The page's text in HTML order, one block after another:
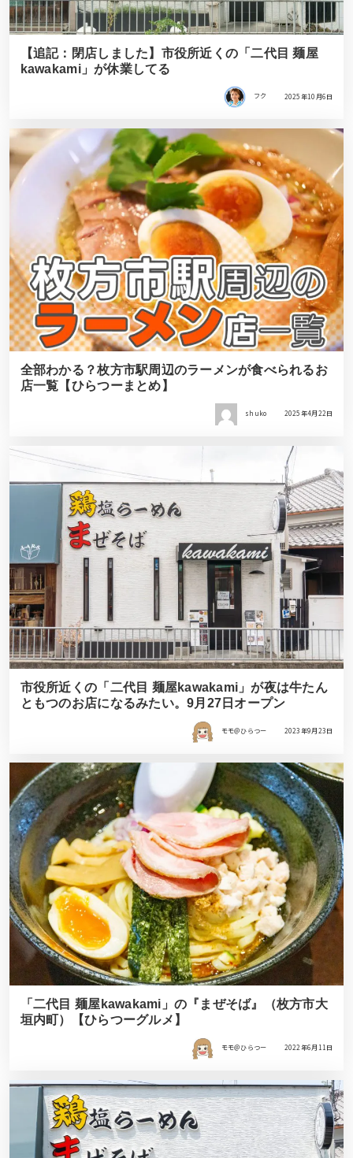
【追記：閉店しました】市役所近くの「二代目 麺屋
kawakami」が休業してる
フク 2025年10月6日
全部わかる？枚方市駅周辺のラーメンが食べられるお
店一覧【ひらつーまとめ】
shuko 2025年4月22日
市役所近くの「二代目 麺屋kawakami」が夜は牛たん
ともつのお店になるみたい。9月27日オープン
モモ＠ひらつー 2023年9月23日
「二代目 麺屋kawakami」の『まぜそば』（枚方市大
垣内町）【ひらつーグルメ】
モモ＠ひらつー 2022年6月11日